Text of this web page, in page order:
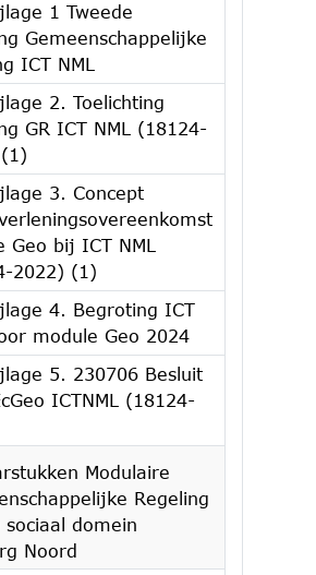
1 Tweede
Gemeenschappelijke
ICT NML
2. Toelichting
GR ICT NML (18124-
3. Concept
Geo bij ICT NML
2022) (1)
4. Begroting ICT
module Geo 2024
5. 230706 Besluit
ICTNML (18124-
Modulaire
Regeling
sociaal domein
Noord